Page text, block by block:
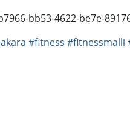
bb53-4622-be7e-
#fitness #fitnessmalli